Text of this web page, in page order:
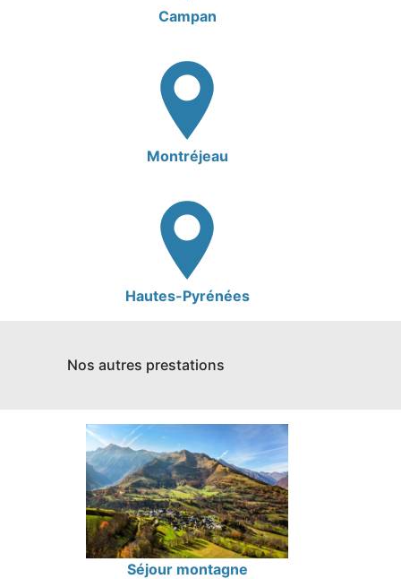
Campan
Montréjeau
Hautes-Pyrénées
Nos autres prestations
Séjour montagne